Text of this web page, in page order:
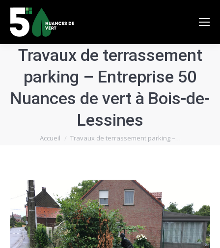
Travaux de terrassement
parking – Entreprise 50
Nuances de vert à Bois-de-
Lessines
Vous êtes ici :
Accueil Travaux de terrassement parking –…